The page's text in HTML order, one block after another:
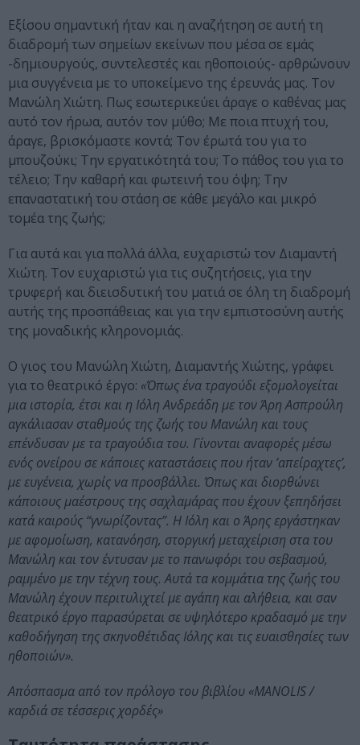
Εξίσου σημαντική ήταν και η αναζήτηση σε αυτή τη
διαδρομή των σημείων εκείνων που μέσα σε εμάς
-δημιουργούς, συντελεστές και ηθοποιούς- αρθρώνουν
μια συγγένεια με το υποκείμενο της έρευνάς μας. Τον
Μανώλη Χιώτη. Πως εσωτερικεύει άραγε ο καθένας μας
αυτό τον ήρωα, αυτόν τον μύθο; Με ποια πτυχή του,
άραγε, βρισκόμαστε κοντά; Τον έρωτά του για το
μπουζούκι; Την εργατικότητά του; Το πάθος του για το
τέλειο; Την καθαρή και φωτεινή του όψη; Την
επαναστατική του στάση σε κάθε μεγάλο και μικρό
τομέα της ζωής;
Για αυτά και για πολλά άλλα, ευχαριστώ τον Διαμαντή
Χιώτη. Τον ευχαριστώ για τις συζητήσεις, για την
τρυφερή και διεισδυτική του ματιά σε όλη τη διαδρομή
αυτής της προσπάθειας και για την εμπιστοσύνη αυτής
της μοναδικής κληρονομιάς.
Ο γιος του Μανώλη Χιώτη, Διαμαντής Χιώτης, γράφει
για το θεατρικό έργο: «Όπως ένα τραγούδι εξομολογείται
μια ιστορία, έτσι και η Ιόλη Ανδρεάδη με τον Άρη Ασπρούλη
αγκάλιασαν σταθμούς της ζωής του Μανώλη και τους
επένδυσαν με τα τραγούδια του. Γίνονται αναφορές μέσω
ενός ονείρου σε κάποιες καταστάσεις που ήταν ’απείραχτες’,
με ευγένεια, χωρίς να προσβάλλει. Όπως και διορθώνει
κάποιους μαέστρους της σαχλαμάρας που έχουν ξεπηδήσει
κατά καιρούς “γνωρίζοντας”. Η Ιόλη και ο Άρης εργάστηκαν
με αφομοίωση, κατανόηση, στοργική μεταχείριση στα του
Μανώλη και τον έντυσαν με το πανωφόρι του σεβασμού,
ραμμένο με την τέχνη τους. Αυτά τα κομμάτια της ζωής του
Μανώλη έχουν περιτυλιχτεί με αγάπη και αλήθεια, και σαν
θεατρικό έργο παρασύρεται σε υψηλότερο κραδασμό με την
καθοδήγηση της σκηνοθέτιδας Ιόλης και τις ευαισθησίες των
ηθοποιών».
Απόσπασμα από τον πρόλογο του βιβλίου «MANOLIS /
καρδιά σε τέσσερις χορδές»